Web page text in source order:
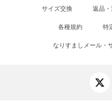
サイズ交換 返品
各種規約 特
なりすましメール・